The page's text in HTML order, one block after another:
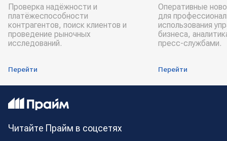
Проверка надёжности и
платёжеспособности
контрагентов, поиск клиентов и
проведение рыночных
исследований.
Перейти
Оперативные
для
использования
бизнеса,
пресс-службами.
Перейти
Читайте Прайм в соцсетях